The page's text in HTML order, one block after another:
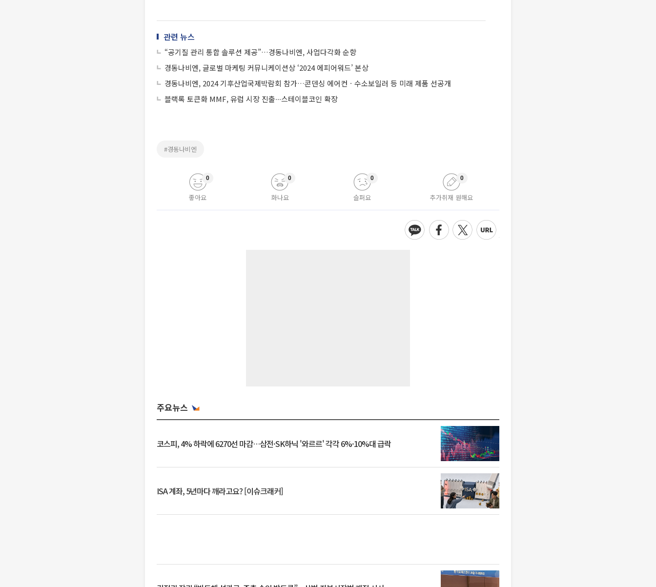
관련 뉴스
“공기질 관리 통합 솔루션 제공”…경동나비엔, 사업다각화 순항
경동나비엔, 글로벌 마케팅 커뮤니케이션상 ‘2024 에피어워드’ 본상
경동나비엔, 2024 기후산업국제박람회 참가…콘덴싱 에어컨ㆍ수소보일러 등 미래 제품 선공개
블랙록 토큰화 MMF, 유럽 시장 진출∙∙∙스테이블코인 확장
#경동나비엔
좋아요
0
화나요
0
슬퍼요
0
추가취재 원해요
0
주요뉴스
코스피, 4% 하락에 6270선 마감…삼전·SK하닉 '와르르' 각각 6%·10%대 급락
ISA 계좌, 5년마다 깨라고요? [이슈크래커]